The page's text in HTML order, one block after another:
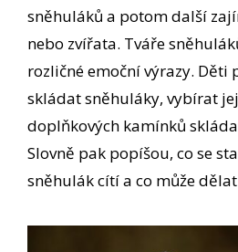
sněhuláků a potom další
nebo zvířata. Tváře
rozličné emoční výrazy. Děti
skládat sněhuláky, vybírat
doplňkových kamínků
Slovně pak popíšou, co se
sněhulák cítí a co může